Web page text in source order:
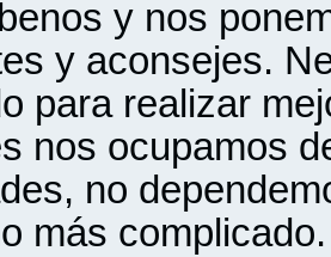
y nos
y aconsejes.
para realizar
nos ocupamos
no
más complicado.